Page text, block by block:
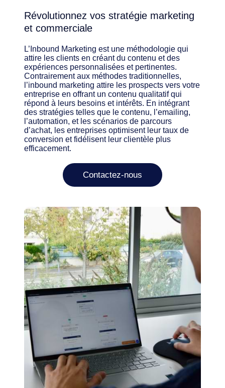
Révolutionnez vos stratégie marketing
et commerciale
L’Inbound Marketing est une méthodologie qui
attire les clients en créant du contenu et des
expériences personnalisées et pertinentes.
Contrairement aux méthodes traditionnelles,
l’inbound marketing attire les prospects vers votre
entreprise en offrant un contenu qualitatif qui
répond à leurs besoins et intérêts. En intégrant
des stratégies telles que le contenu, l’emailing,
l’automation, et les scénarios de parcours
d’achat, les entreprises optimisent leur taux de
conversion et fidélisent leur clientèle plus
efficacement.
Contactez-nous